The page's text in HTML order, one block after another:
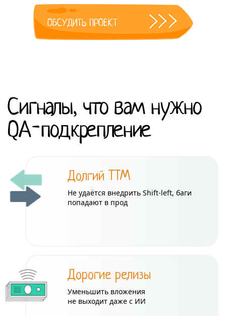
ОБСУДИТЬ ПРОЕКТ
Сигналы, что вам нужно
QA-подкрепление
Долгий TTM
Не удаётся внедрить Shift-left, баги
попадают в прод
Дорогие релизы
Уменьшить вложения
не выходит даже с ИИ